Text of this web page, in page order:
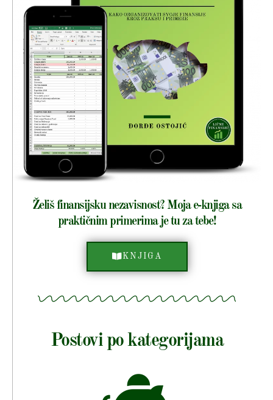
Želiš finansijsku nezavisnost? Moja e-knjiga sa
praktičnim primerima je tu za tebe!
KNJIGA
Postovi po kategorijama